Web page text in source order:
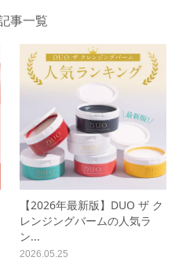
事一覧
【2026年最新版】DUO ザ ク
レンジングバームの人気ラ
ン...
2026.05.25